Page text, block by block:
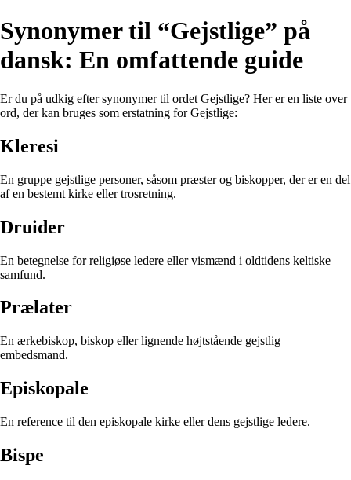
Synonymer til “Gejstlige” på
dansk: En omfattende guide
Er du på udkig efter synonymer til ordet Gejstlige? Her er en liste over
ord, der kan bruges som erstatning for Gejstlige:
Kleresi
En gruppe gejstlige personer, såsom præster og biskopper, der er en del
af en bestemt kirke eller trosretning.
Druider
En betegnelse for religiøse ledere eller vismænd i oldtidens keltiske
samfund.
Prælater
En ærkebiskop, biskop eller lignende højtstående gejstlig
embedsmand.
Episkopale
En reference til den episkopale kirke eller dens gejstlige ledere.
Bispe